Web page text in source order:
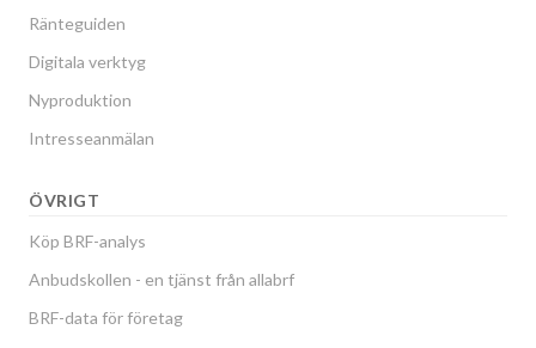
Ränteguiden
Digitala verktyg
Nyproduktion
Intresseanmälan
ÖVRIGT
Köp BRF-analys
Anbudskollen - en tjänst från allabrf
BRF-data för företag